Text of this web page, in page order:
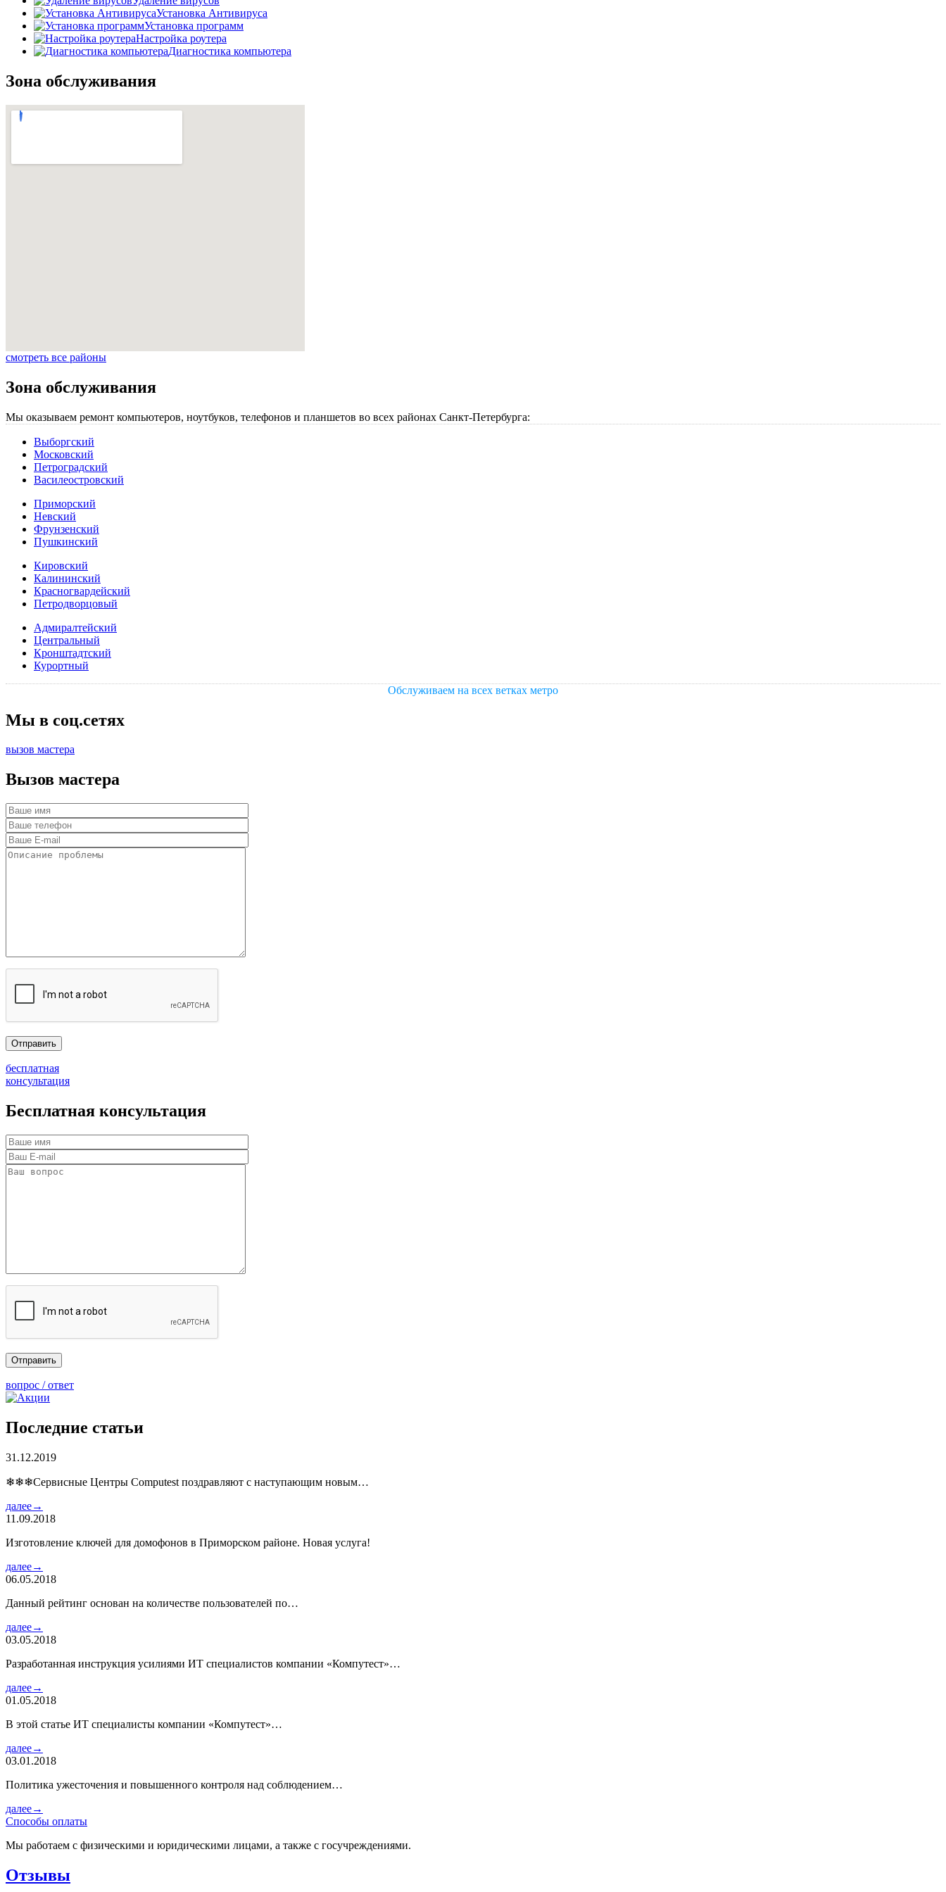
Установка Антивируса
Установка программ
Настройка роутера
Диагностика компьютера
Зона обслуживания
смотреть все районы
Зона обслуживания
Мы оказываем ремонт компьютеров, ноутбуков, телефонов и планшетов во всех районах Санкт-Петербурга:
Выборгский
Московский
Петроградский
Василеостровский
Приморский
Невский
Фрунзенский
Пушкинский
Кировский
Калининский
Красногвардейский
Петродворцовый
Адмиралтейский
Центральный
Кронштадтский
Курортный
Обслуживаем на всех ветках метро
Мы в соц.сетях
вызов мастера
Вызов мастера
бесплатная
консультация
Бесплатная консультация
вопрос / ответ
Последние статьи
31.12.2019
❄❄❄Сервисные Центры Computest поздравляют с наступающим новым…
далее→
11.09.2018
Изготовление ключей для домофонов в Приморском районе. Новая услуга!
далее→
06.05.2018
Данный рейтинг основан на количестве пользователей по…
далее→
03.05.2018
Разработанная инструкция усилиями ИТ специалистов компании «Компутест»…
далее→
01.05.2018
В этой статье ИТ специалисты компании «Компутест»…
далее→
03.01.2018
Политика ужесточения и повышенного контроля над соблюдением…
далее→
Способы оплаты
Мы работаем с физическими и юридическими лицами, а также с госучреждениями.
Отзывы